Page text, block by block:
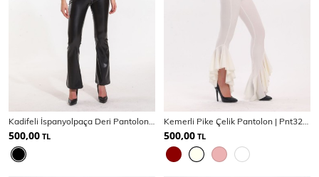
Kadifeli İspanyolpaça Deri Pantolon PNT33341
500,00 TL
Kemerli Pike Çelik Pantolon | Pnt32698
500,00 TL